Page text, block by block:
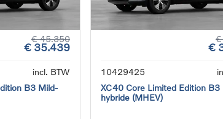
€ 45.350
€ 35.439
incl. BTW
B3 Mild-
€
€
10429425
XC40 Core Limited Edition B3
hybride (MHEV)